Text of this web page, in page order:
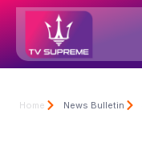
Home News Bulletin